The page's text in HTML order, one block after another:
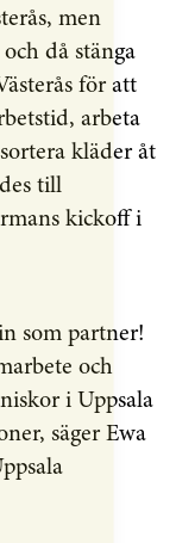
men
då stänga
för att
arbeta
kläder åt
till
kickoff i
som partner!
och
i Uppsala
säger Ewa